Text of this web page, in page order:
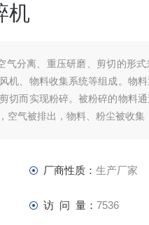
机
气分离、重压研磨、剪切的形
机、物料收集系统等组成。物
切而实现粉碎。被粉碎的物料
气被排出，物料、粉尘被收集
厂商性质： 生产厂家
访 问 量： 7536